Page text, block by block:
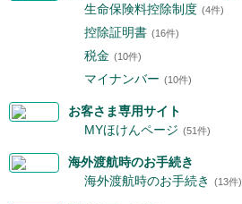
生命保険料控除制度 (4件)
控除証明書 (16件)
税金 (10件)
マイナンバー (10件)
お客さま専用サイト
MYほけんページ (51件)
海外渡航時のお手続き
海外渡航時のお手続き
(13件)